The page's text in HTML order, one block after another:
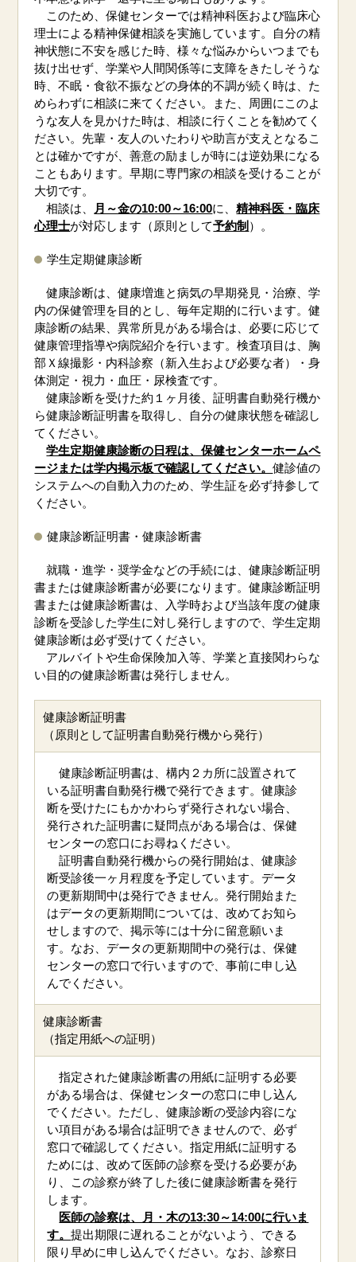
このため、保健センターでは精神科医および臨床心
理士による精神保健相談を実施しています。自分の精
神状態に不安を感じた時、様々な悩みからいつまでも
抜け出せず、学業や人間関係等に支障をきたしそうな
時、不眠・食欲不振などの身体的不調が続く時は、た
めらわずに相談に来てください。また、周囲にこのよ
うな友人を見かけた時は、相談に行くことを勧めてく
ださい。先輩・友人のいたわりや助言が支えとなるこ
とは確かですが、善意の励ましが時には逆効果になる
こともあります。早期に専門家の相談を受けることが
大切です。
相談は、
月～金の10:00～16:00に、精神科医・臨床
心理士が対応します（原則として予約制 ）。
学生定期健康診断
健康診断は、健康増進と病気の早期発見・治療、学
内の保健管理を目的とし、毎年定期的に行います。健
康診断の結果、異常所見がある場合は、必要に応じて
健康管理指導や病院紹介を行います。検査項目は、胸
部Ｘ線撮影・内科診察（新入生および必要な者）・身
体測定・視力・血圧・尿検査です。
健康診断を受けた約１ヶ月後、証明書自動発行機か
ら健康診断証明書を取得し、自分の健康状態を確認し
てください。
学生定期健康診断の日程は、保健センターホームペ
ージまたは学内掲示板で確認してください。健診値の
システムへの自動入力のため、学生証を必ず持参して
ください。
健康診断証明書・健康診断書
就職・進学・奨学金などの手続には、健康診断証明
書または健康診断書が必要になります。健康診断証明
書または健康診断書は、入学時および当該年度の健康
診断を受診した学生に対し発行しますので、学生定期
健康診断は必ず受けてください。
アルバイトや生命保険加入等、学業と直接関わらな
い目的の健康診断書は発行しません。
健康診断証明書
（原則として証明書自動発行機から発行）
健康診断証明書は、構内２カ所に設置されて
いる証明書自動発行機で発行できます。健康診
断を受けたにもかかわらず発行されない場合、
発行された証明書に疑問点がある場合は、保健
センターの窓口にお尋ねください。
証明書自動発行機からの発行開始は、健康診
断受診後一ヶ月程度を予定しています。データ
の更新期間中は発行できません。発行開始また
はデータの更新期間については、改めてお知ら
せしますので、掲示等には十分に留意願いま
す。なお、データの更新期間中の発行は、保健
センターの窓口で行いますので、事前に申し込
んでください。
健康診断書
（指定用紙への証明）
指定された健康診断書の用紙に証明する必要
がある場合は、保健センターの窓口に申し込ん
でください。ただし、健康診断の受診内容にな
い項目がある場合は証明できませんので、必ず
窓口で確認してください。指定用紙に証明する
ためには、改めて医師の診察を受ける必要があ
り、この診察が終了した後に健康診断書を発行
します。
医師の診察は、月・木の13:30～14:00に行いま
す。提出期限に遅れることがないよう、できる
限り早めに申し込んでください。なお、診察日